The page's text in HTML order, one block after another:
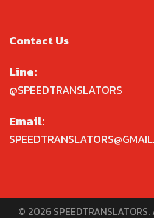
Contact Us
Line:
@SPEEDTRANSLATORS
Email:
© 2026 SPEEDTRANSLATORS.